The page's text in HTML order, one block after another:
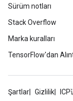
Sürüm notları
Stack Overflow
Marka kuralları
TensorFlow'dan
Şartlar Gizlilik